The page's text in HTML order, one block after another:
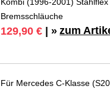
Bremsschläuche
129,90 € | » zum
Für Mercedes C-Klasse